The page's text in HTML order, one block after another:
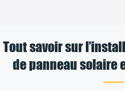
Tout savoir sur
de panneau solaire